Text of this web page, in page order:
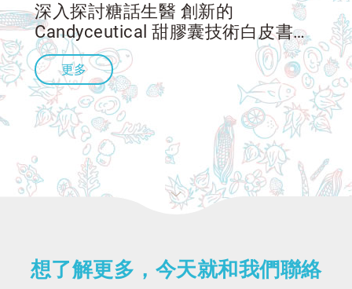
深入探討糖話生醫 創新的
Candyceutical 甜膠囊技術白皮書，
這一次世代的劑型在營養補充劑行業
帶來革命性改變。這是個全方位的解
決方案，將美味、功效與便利完美結
合的配方設計 於這 類糖果口感的軟
膠囊之中，同時包覆著高劑量的機能
性原料，進而大幅改善了營養傳遞的
方式。探究這些 類糖果口感的軟膠
囊 如何提高生物活性的保存率和較
優的吸收率（生物利用率），同時還
有較高的服用意願。體驗美味和營養
的完美結合，讓關鍵營養，美味補
更多
想了解更多，今天就和我們聯絡